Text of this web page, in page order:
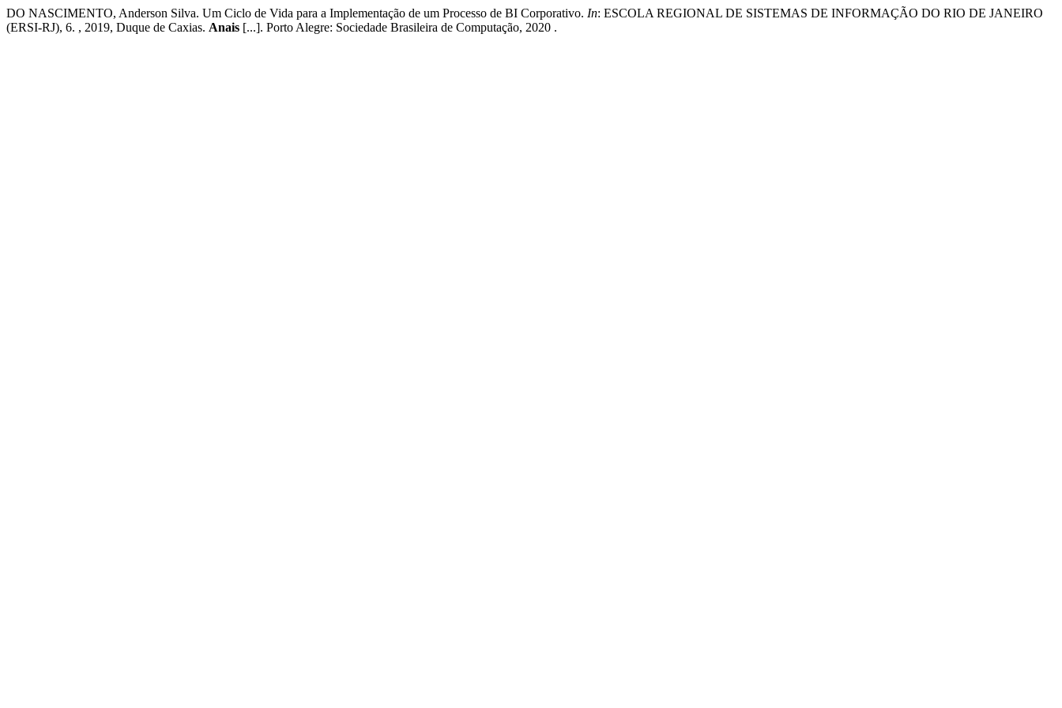
DO NASCIMENTO, Anderson Silva. Um Ciclo de Vida para a Implementação de um Processo de BI Corporativo. In: ESCOLA REGIONAL DE SISTEMAS DE INFORMAÇÃO DO RIO DE JANEIRO
(ERSI-RJ), 6. , 2019, Duque de Caxias. Anais [...]. Porto Alegre: Sociedade Brasileira de Computação, 2020 .